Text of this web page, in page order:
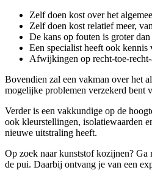
Zelf doen kost over het
Zelf doen kost relatief meer,
De kans op fouten is groter
Een specialist heeft ook kennis
Afwijkingen op recht-toe-
Bovendien zal een vakman over het
mogelijke problemen verzekerd bent
Verder is een vakkundige op de
ook kleurstellingen, isolatiewaarden
nieuwe uitstraling heeft.
Op zoek naar kunststof kozijnen? Ga
de pui. Daarbij ontvang je van een